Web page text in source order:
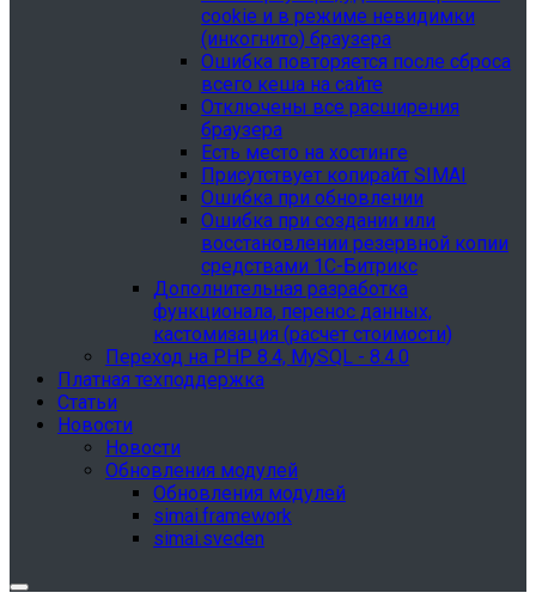
cookie и в режиме невидимки
(инкогнито) браузера
Ошибка повторяется после сброса
всего кеша на сайте
Отключены все расширения
браузера
Есть место на хостинге
Присутствует копирайт SIMAI
Ошибка при обновлении
Ошибка при создании или
восстановлении резервной копии
средствами 1С-Битрикс
Дополнительная разработка
функционала, перенос данных,
кастомизация (расчет стоимости)
Переход на PHP 8.4, MySQL - 8.4.0
Платная техподдержка
Статьи
Новости
Новости
Обновления модулей
Обновления модулей
simai.framework
simai.sveden